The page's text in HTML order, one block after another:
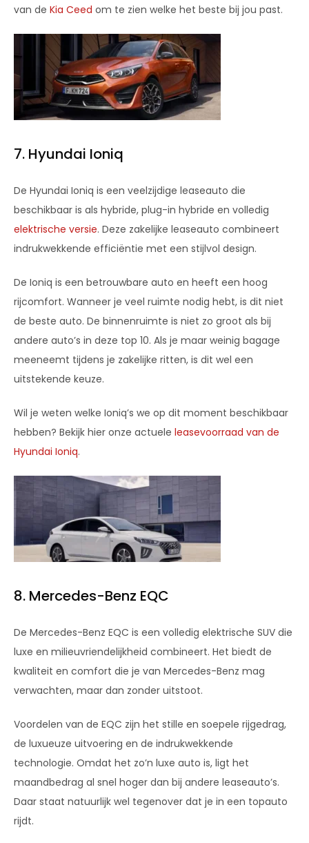
van de Kia Ceed om te zien welke het beste bij jou past.
7. Hyundai Ioniq
De Hyundai Ioniq is een veelzijdige leaseauto die
beschikbaar is als hybride, plug-in hybride en volledig
elektrische versie. Deze zakelijke leaseauto combineert
indrukwekkende efficiëntie met een stijlvol design.
De Ioniq is een betrouwbare auto en heeft een hoog
rijcomfort. Wanneer je veel ruimte nodig hebt, is dit niet
de beste auto. De binnenruimte is niet zo groot als bij
andere auto’s in deze top 10. Als je maar weinig bagage
meeneemt tijdens je zakelijke ritten, is dit wel een
uitstekende keuze.
Wil je weten welke Ioniq’s we op dit moment beschikbaar
hebben? Bekijk hier onze actuele leasevoorraad van de
Hyundai Ioniq.
8. Mercedes-Benz EQC
De Mercedes-Benz EQC is een volledig elektrische SUV die
luxe en milieuvriendelijkheid combineert. Het biedt de
kwaliteit en comfort die je van Mercedes-Benz mag
verwachten, maar dan zonder uitstoot.
Voordelen van de EQC zijn het stille en soepele rijgedrag,
de luxueuze uitvoering en de indrukwekkende
technologie. Omdat het zo’n luxe auto is, ligt het
maandbedrag al snel hoger dan bij andere leaseauto’s.
Daar staat natuurlijk wel tegenover dat je in een topauto
rijdt.